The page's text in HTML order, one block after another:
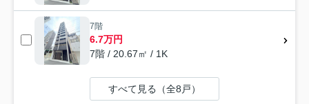
7階
6.7万円
7階 / 20.67㎡ / 1K
すべて見る（全8戸）